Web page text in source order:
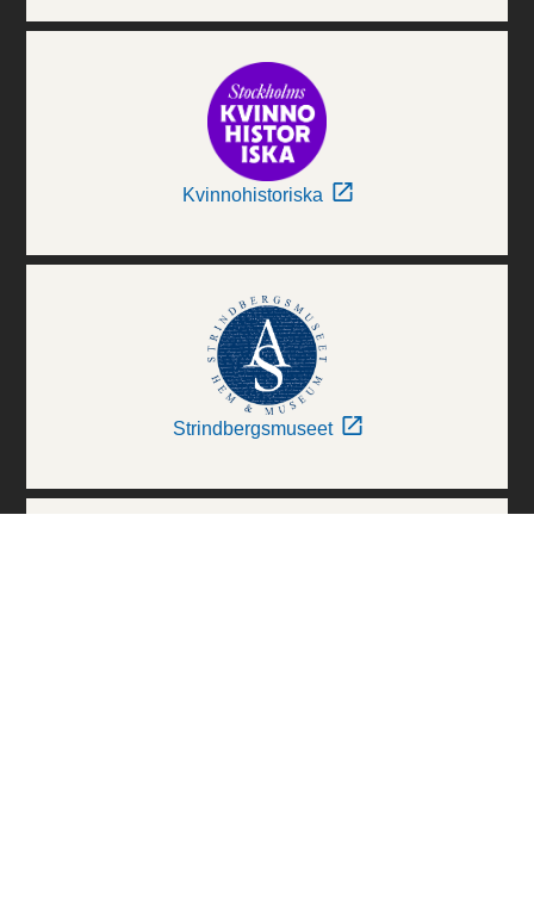
Kvinnohistoriska
Strindbergsmuseet